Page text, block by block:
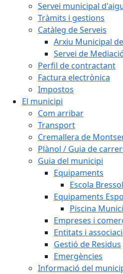
Servei municipal
Tràmits i gestions
Catàleg de Serveis
Arxiu Municipal
Servei de
Perfil de contractant
Factura electrònica
Impostos
El municipi
Com arribar
Transport
Cremallera de
Plànol / Guia de
Guia del municipi
Equipaments
Escola
Equipaments
Piscina
Empreses i
Entitats i
Gestió de Residus
Emergències
Informació del